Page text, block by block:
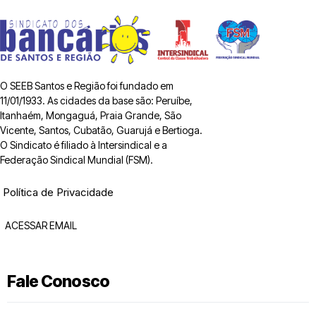
O SEEB Santos e Região foi fundado em
11/01/1933. As cidades da base são: Peruíbe,
Itanhaém, Mongaguá, Praia Grande, São
Vicente, Santos, Cubatão, Guarujá e Bertioga.
O Sindicato é filiado à Intersindical e a
Federação Sindical Mundial (FSM).
Política de Privacidade
ACESSAR EMAIL
Fale Conosco